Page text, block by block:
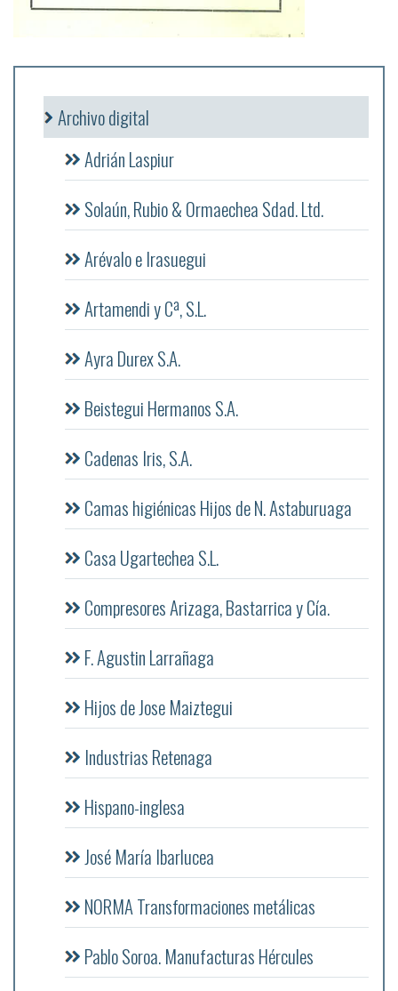
Archivo digital
Adrián Laspiur
Solaún, Rubio & Ormaechea Sdad. Ltd.
Arévalo e Irasuegui
Artamendi y Cª, S.L.
Ayra Durex S.A.
Beistegui Hermanos S.A.
Cadenas Iris, S.A.
Camas higiénicas Hijos de N. Astaburuaga
Casa Ugartechea S.L.
Compresores Arizaga, Bastarrica y Cía.
F. Agustin Larrañaga
Hijos de Jose Maiztegui
Industrias Retenaga
Hispano-inglesa
José María Ibarlucea
NORMA Transformaciones metálicas
Pablo Soroa. Manufacturas Hércules